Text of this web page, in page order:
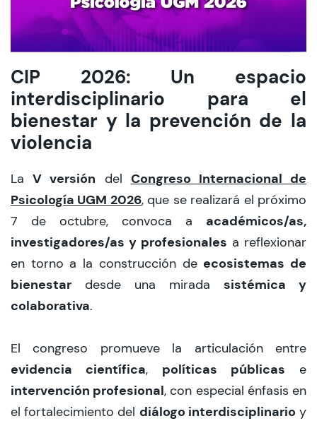
modo claro
CIP 2026: Un espacio
interdisciplinario para el
bienestar y la prevención de la
violencia
LaV versión del Congreso Internacional de
Psicología UGM 2026, que se realizará el próximo
7 de octubre, convoca a académicos/as,
investigadores/as y profesionales a reflexionar
en torno a la construcción de ecosistemas de
bienestar desde una mirada sistémica y
colaborativa.
El congreso promueve la articulación entre
evidencia científica, políticas públicas e
intervención profesional, con especial énfasis en
el fortalecimiento del diálogo interdisciplinario y